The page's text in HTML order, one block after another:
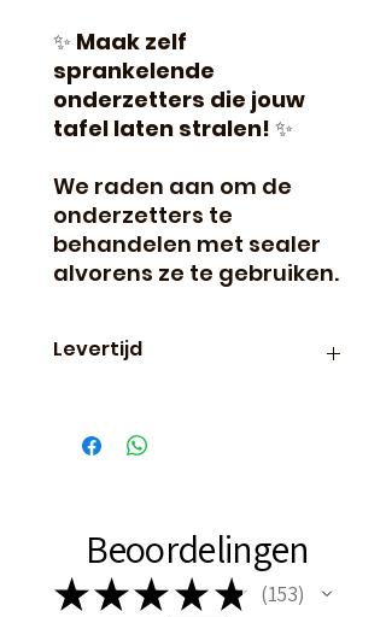
✨ Maak zelf
sprankelende
onderzetters die jouw
tafel laten stralen! ✨
We raden aan om de
onderzetters te
behandelen met sealer
alvorens ze te gebruiken.
Levertijd
vaak de volgende dag al in
huis!
Beoordelingen
★★★ ★ ★ 153
153